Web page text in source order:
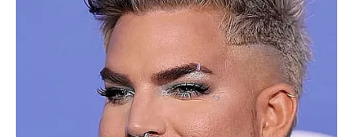
Ako ste u vezi, partner će vas prijatno iznenaditi planom
koji će vas oboje usrećiti.
Slobodne Vodolije imaju velike šanse da upoznaju osobu
koja će ih inspirisati i intelektualno i emotivno.